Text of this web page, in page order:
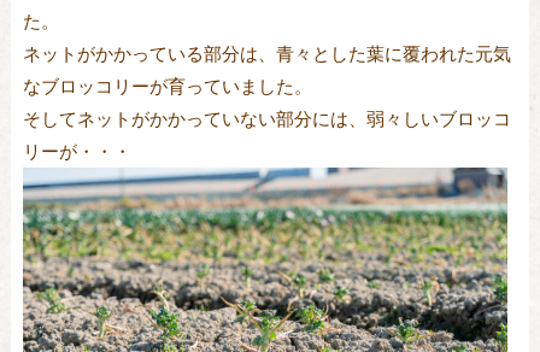
た。
ネットがかかっている部分は、青々とした葉に覆われた元気
なブロッコリーが育っていました。
そしてネットがかかっていない部分には、弱々しいブロッコ
リーが・・・